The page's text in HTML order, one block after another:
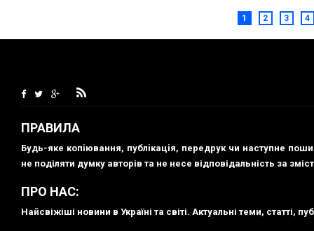
1 2 3 4
ПРАВИЛА
Будь-яке копiювання, публiкацiя, передрук чи наступне
не поділяти думку авторів та не несе відповідальність за
ПРО НАС:
Найсвіжіші новини в Україні та світі. Актуальні теми,